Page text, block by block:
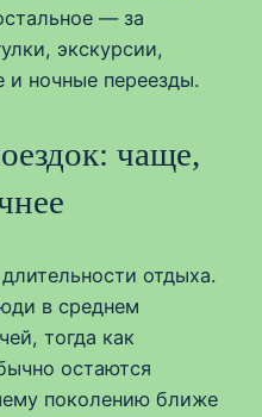
— за
экскурсии,
и ночные переезды.
чаще,
отдыха.
в среднем
тогда как
остаются
поколению ближе